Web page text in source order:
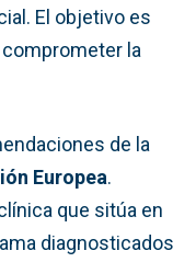
El objetivo es
la
de la
Europea.
que sitúa en
diagnosticados